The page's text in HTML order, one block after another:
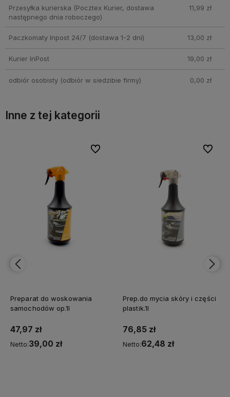
Przesyłka kurierska (Pocztex Kurier, dostawa
następnego dnia roboczego)
11,99 zł
Paczkomaty Inpost 24/7 (dostawa 1-2 dni) 13,00 zł
Kurier InPost 19,00 zł
odbiór osobisty(odbiór w siedzibie firmy) 0,00 zł
Inne z tej kategorii
Preparat do woskowania
samochodów op.1l
47,97 zł
Netto:39,00 zł
Do ulubionych
Do ulubionych
Prep.do mycia skóry i części
plastik.1l
76,85 zł
Netto:62,48 zł
Do
Do